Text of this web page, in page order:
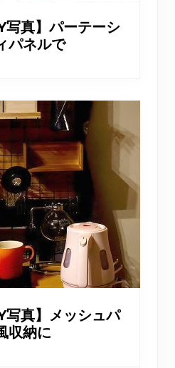
写真】パーテーシ
パネルで
写真】メッシュパ
収納に